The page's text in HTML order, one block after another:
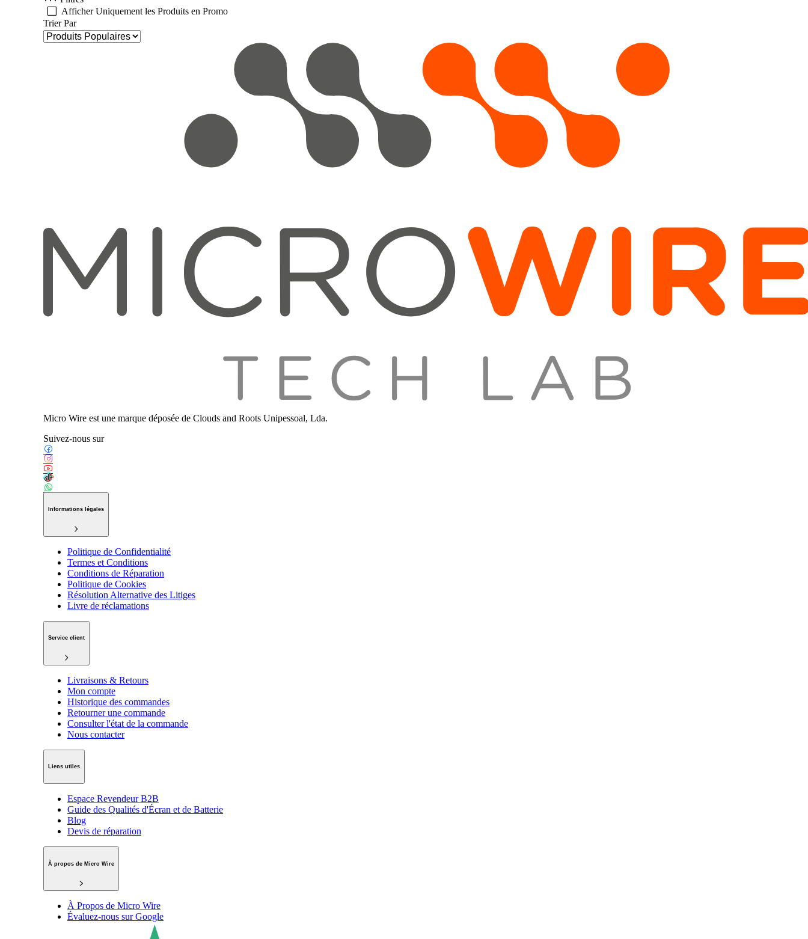
Afficher Uniquement les Produits en Promo
Trier Par
Micro Wire est une marque déposée de Clouds and Roots Unipessoal, Lda.
Suivez-nous sur
Informations légales
Politique de Confidentialité
Termes et Conditions
Conditions de Réparation
Politique de Cookies
Résolution Alternative des Litiges
Livre de réclamations
Service client
Livraisons & Retours
Mon compte
Historique des commandes
Retourner une commande
Consulter l'état de la commande
Nous contacter
Liens utiles
Espace Revendeur B2B
Guide des Qualités d'Écran et de Batterie
Blog
Devis de réparation
À propos de Micro Wire
À Propos de Micro Wire
Évaluez-nous sur Google